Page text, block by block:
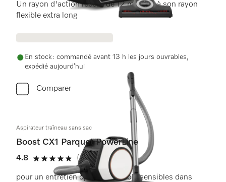
Un rayon d'action record de 12 m grâce à son rayon
flexible extra long
En stock : commandé avant 13 h les jours ouvrables,
expédié aujourd’hui
Comparer
Aspirateur traîneau sans sac
Boost CX1 Parquet PowerLine
4.8
4.8 étoiles sur 5
(12 critiques)
pour un entretien optimal des sols sensibles dans